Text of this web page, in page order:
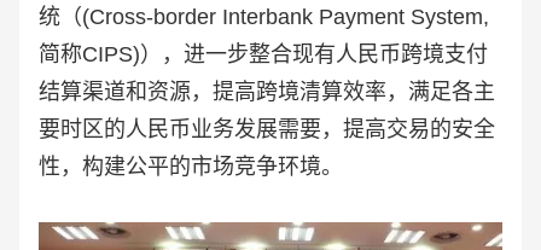
统（(Cross-border Interbank Payment System,
简称CIPS)），进一步整合现有人民币跨境支付
结算渠道和资源，提高跨境清算效率，满足各主
要时区的人民币业务发展需要，提高交易的安全
性，构建公平的市场竞争环境。